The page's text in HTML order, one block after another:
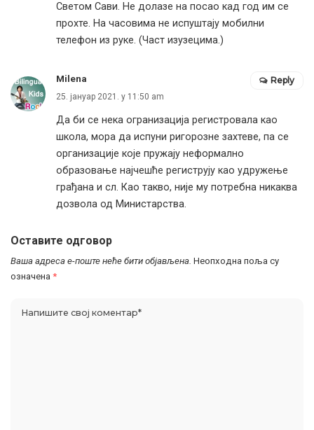
Светом Сави. Не долазе на посао кад год им се
прохте. На часовима не испуштају мобилни
телефон из руке. (Част изузецима.)
Milena
25. јануар 2021. у 11:50 am
Да би се нека огранизација регистровала као
школа, мора да испуни ригорозне захтеве, па се
организације које пружају неформално
образовање најчешће региструју као удружење
грађана и сл. Као такво, није му потребна никаква
дозвола од Министарства.
Reply
Оставите одговор
Ваша адреса е-поште неће бити објављена. Неопходна поља су
означена *